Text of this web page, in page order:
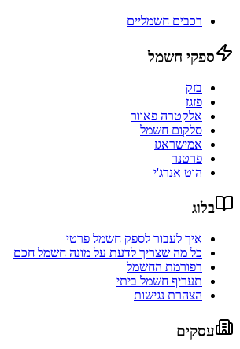
רכבים חשמליים
ספקי חשמל
בזק
פזגז
אלקטרה פאוור
סלקום חשמל
אמישראגז
פרטנר
הוט אנרג'י
בלוג
איך לעבור לספק חשמל פרטי
כל מה שצריך לדעת על מונה חשמל חכם
רפורמת החשמל
תעריף חשמל ביתי
הצהרת נגישות
עסקים